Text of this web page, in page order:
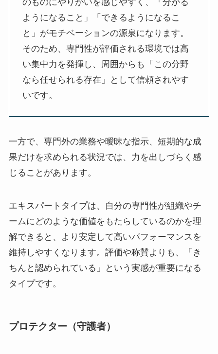
ようになること」「できるようになるこ
と」がモチベーションの源泉になります。
そのため、専門性が評価される環境では高
い集中力を発揮し、周囲からも「この分野
なら任せられる存在」として信頼されやす
いです。
一方で、専門外の業務や曖昧な指示、短期的な成
果だけを求められる状況では、力を出しづらく感
じることがあります。
エキスパートタイプは、自分の専門性が組織やチ
ームにどのような価値をもたらしているのかを理
解できると、より安定して高いパフォーマンスを
維持しやすくなります。評価や称賛よりも、「き
ちんと認められている」という実感が重要になる
タイプです。
プロテクター（守護者）